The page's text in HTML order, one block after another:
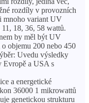
rozdíly v provozních
mnoho variant UV
18, 36, 58 wattů.
by měl být UV
objemu 200 nebo 450
Uvedu výsledky
Evropě a USA s
a energetické
36000 1 mikrowattů
genetickou strukturu